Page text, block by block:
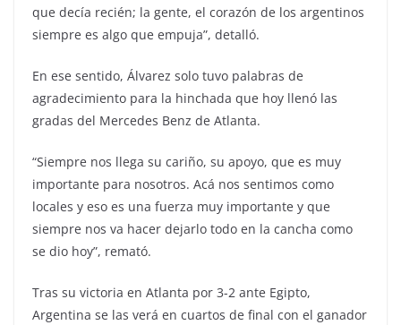
que decía recién; la gente, el corazón de los argentinos
siempre es algo que empuja”, detalló.
En ese sentido, Álvarez solo tuvo palabras de
agradecimiento para la hinchada que hoy llenó las
gradas del Mercedes Benz de Atlanta.
“Siempre nos llega su cariño, su apoyo, que es muy
importante para nosotros. Acá nos sentimos como
locales y eso es una fuerza muy importante y que
siempre nos va hacer dejarlo todo en la cancha como
se dio hoy”, remató.
Tras su victoria en Atlanta por 3-2 ante Egipto,
Argentina se las verá en cuartos de final con el ganador